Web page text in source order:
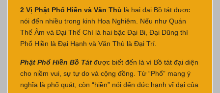
2 Vị Phật Phổ Hiền và Văn Thù là hai đại Bồ tát được
nói đến nhiều trong kinh Hoa Nghiêm. Nếu như Quán
Thế Âm và Đại Thế Chí là hai bậc Đại Bi, Đại Dũng thì
Phổ Hiền là Đại Hạnh và Văn Thù là Đại Trí.
Phật Phổ Hiền Bồ Tát được biết đến là vì Bồ tát đại diện
cho niềm vui, sự tự do và cộng đồng. Từ “Phổ” mang ý
nghĩa là phổ quát, còn “hiền” nói đến đức hạnh vĩ đại của